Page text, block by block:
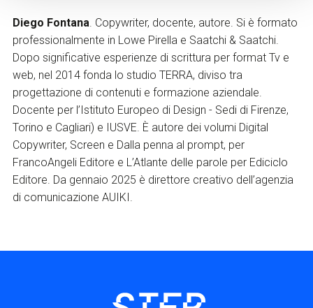
Diego Fontana. Copywriter, docente, autore. Si è formato
professionalmente in Lowe Pirella e Saatchi & Saatchi.
Dopo significative esperienze di scrittura per format Tv e
web, nel 2014 fonda lo studio TERRA, diviso tra
progettazione di contenuti e formazione aziendale.
Docente per l’Istituto Europeo di Design - Sedi di Firenze,
Torino e Cagliari) e IUSVE. È autore dei volumi Digital
Copywriter, Screen e Dalla penna al prompt, per
FrancoAngeli Editore e L’Atlante delle parole per Ediciclo
Editore. Da gennaio 2025 è direttore creativo dell’agenzia
di comunicazione AUIKI.